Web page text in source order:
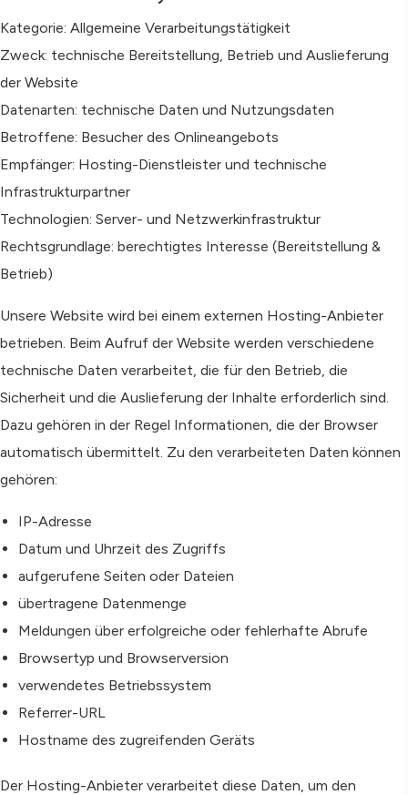
Kategorie: Allgemeine Verarbeitungstätigkeit
Zweck: technische Bereitstellung, Betrieb und Auslieferung
der Website
Datenarten: technische Daten und Nutzungsdaten
Betroffene: Besucher des Onlineangebots
Empfänger: Hosting-Dienstleister und technische
Infrastrukturpartner
Technologien: Server- und Netzwerkinfrastruktur
Rechtsgrundlage: berechtigtes Interesse (Bereitstellung &
Betrieb)
Unsere Website wird bei einem externen Hosting-Anbieter
betrieben. Beim Aufruf der Website werden verschiedene
technische Daten verarbeitet, die für den Betrieb, die
Sicherheit und die Auslieferung der Inhalte erforderlich sind.
Dazu gehören in der Regel Informationen, die der Browser
automatisch übermittelt. Zu den verarbeiteten Daten können
gehören:
IP-Adresse
Datum und Uhrzeit des Zugriffs
aufgerufene Seiten oder Dateien
übertragene Datenmenge
Meldungen über erfolgreiche oder fehlerhafte Abrufe
Browsertyp und Browserversion
verwendetes Betriebssystem
Referrer-URL
Hostname des zugreifenden Geräts
Der Hosting-Anbieter verarbeitet diese Daten, um den